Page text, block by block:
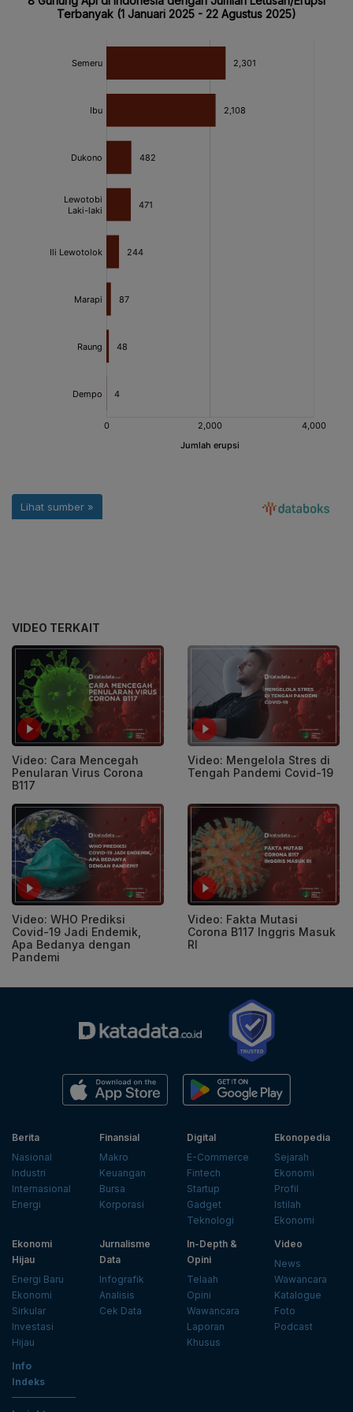
VIDEO TERKAIT
Video: Cara Mencegah
Penularan Virus Corona
B117
Video: Mengelola Stres di
Tengah Pandemi Covid-19
Video: WHO Prediksi
Covid-19 Jadi Endemik,
Apa Bedanya dengan
Pandemi
Video: Fakta Mutasi
Corona B117 Inggris Masuk
RI
Berita
Nasional
Industri
Internasional
Energi
Finansial
Makro
Keuangan
Bursa
Korporasi
Digital
E-Commerce
Fintech
Startup
Gadget
Teknologi
Ekonopedia
Sejarah
Ekonomi
Profil
Istilah
Ekonomi
Ekonomi
Hijau
Energi Baru
Ekonomi
Sirkular
Investasi
Hijau
Jurnalisme
Data
Infografik
Analisis
Cek Data
In-Depth &
Opini
Telaah
Opini
Wawancara
Laporan
Khusus
Video
News
Wawancara
Katalogue
Foto
Podcast
Info
Indeks